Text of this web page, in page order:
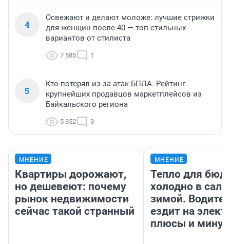
4
Освежают и делают моложе: лучшие стрижки
для женщин после 40 — топ стильных
вариантов от стилиста
7 585 1
5
Кто потерял из-за атак БПЛА. Рейтинг
крупнейших продавцов маркетплейсов из
Байкальского региона
5 352 3
МНЕНИЕ
Квартиры дорожают,
но дешевеют: почему
рынок недвижимости
сейчас такой странный
МНЕНИЕ
Тепло для
холодно в
зимой.
ездит на
плюсы и